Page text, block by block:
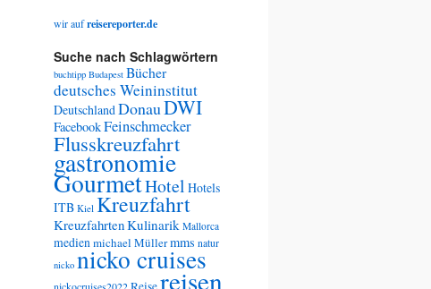
wir aufreisereporter.de
Suche nach Schlagwörtern
buchtipp Budapest Bücher
deutsches Weininstitut
DeutschlandDonauDWI
FacebookFeinschmecker
Flusskreuzfahrt
gastronomie
GourmetHotel Hotels
ITB Kiel Kreuzfahrt
KreuzfahrtenKulinarik Mallorca
medienmichael Müllermms natur
nicko nicko cruises
reisen